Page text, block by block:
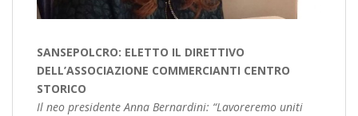
SANSEPOLCRO: ELETTO IL DIRETTIVO
DELL’ASSOCIAZIONE COMMERCIANTI CENTRO
STORICO
Il neo presidente Anna Bernardini: “Lavoreremo uniti